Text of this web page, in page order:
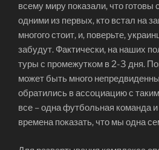
всему миру показали, что готовы
одними из первых, кто встал на
многого стоит, и, поверьте,
забудут. Фактически, на наших
туры с промежутком в 2-3 дня.
может быть много
обратились в ассоциацию с
все – одна футбольная команда
времена показать, что мы одна